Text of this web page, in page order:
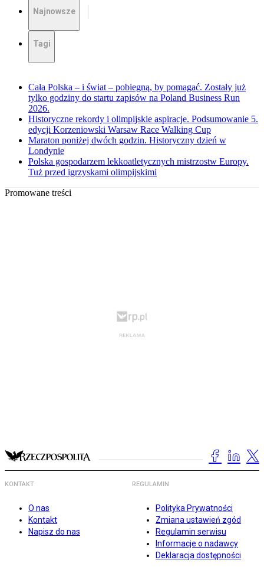
Najnowsze
Tagi
Cała Polska – i świat – pobiegną, by pomagać. Zostały już
tylko godziny do startu zapisów na Poland Business Run
2026.
Historyczne rekordy i olimpijskie aspiracje. Podsumowanie 5.
edycji Korzeniowski Warsaw Race Walking Cup
Maraton poniżej dwóch godzin. Historyczny dzień w
Londynie
Polska gospodarzem lekkoatletycznych mistrzostw Europy.
Tuż przed igrzyskami olimpijskimi
Promowane treści
KONTAKT
O nas
Kontakt
Napisz do nas
REGULAMIN
Polityka Prywatności
Zmiana ustawień zgód
Regulamin serwisu
Informacje o nadawcy
Deklaracja dostępności